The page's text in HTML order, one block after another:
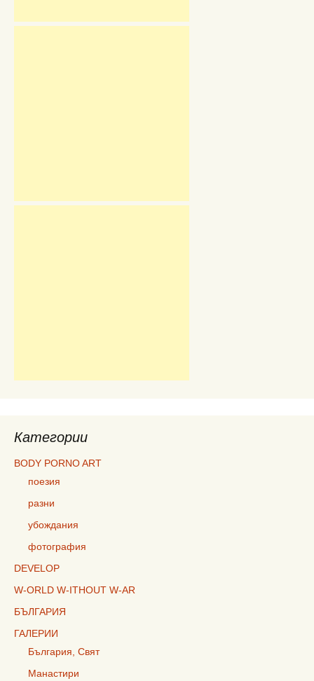
Категории
BODY PORNO ART
поезия
разни
убождания
фотография
DEVELOP
W-ORLD W-ITHOUT W-AR
БЪЛГАРИЯ
ГАЛЕРИИ
България, Свят
Манастири